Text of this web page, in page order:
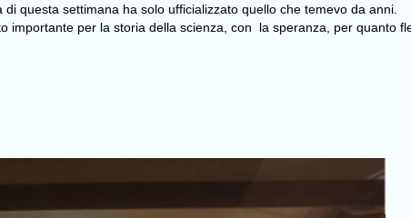
questa settimana ha solo ufficializzato quello che temevo da anni.
importante per la storia della scienza, con la speranza, per quanto